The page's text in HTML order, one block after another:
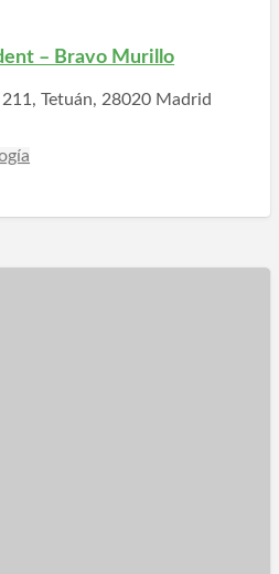
– Bravo Murillo
Tetuán, 28020 Madrid